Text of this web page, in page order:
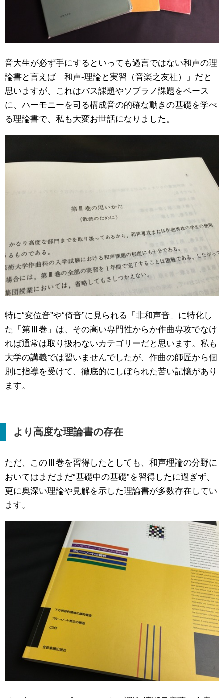
音大生が必ず手にするといっても過言ではない和声の理
論書と言えば「和声-理論と実習（音楽之友社）」だと
思いますが、これはバス課題やソプラノ課題をベース
に、ハーモニーを司る構成音の的確な動きの基礎を学べ
る理論書で、私も大変お世話になりました。
特に“変位音”や“倚音”に見られる「非和声音」に特化し
た「第Ⅲ巻」は、その高い専門性からか作曲専攻でなけ
れば通常は取り扱わないカテゴリーだと思います。私も
大学の講義では習いませんでしたが、作曲の師匠から個
別に指導を受けて、徹底的にしぼられた苦い記憶があり
ます。
より高度な理論書の存在
ただ、このⅢ巻を習得したとしても、和声理論の分野に
おいてはまだまだ“基礎中の基礎”を習得したに過ぎず、
更に奥深い理論や見解を示した理論書が多数存在してい
ます。